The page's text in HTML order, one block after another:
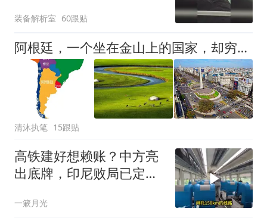
装备解析室 60跟贴
阿根廷，一个坐在金山上的国家，却穷到借钱过日子
清沐执笔 15跟贴
高铁建好想赖账？中方亮
出底牌，印尼败局已定，
一簌月光